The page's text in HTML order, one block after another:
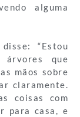
alguma
“Estou
árvores que
mãos sobre
claramente.
coisas com
para casa, e